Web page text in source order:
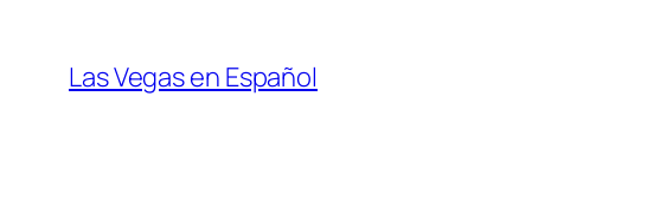
content
Las Vegas en Español